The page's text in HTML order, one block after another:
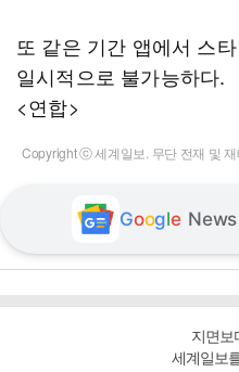
또 같은 기간 앱에서 스
일시적으로 불가능하다.
<연합>
Copyright ⓒ 세계일보. 무단 전재 및 재
Google News
지면보
세계일보